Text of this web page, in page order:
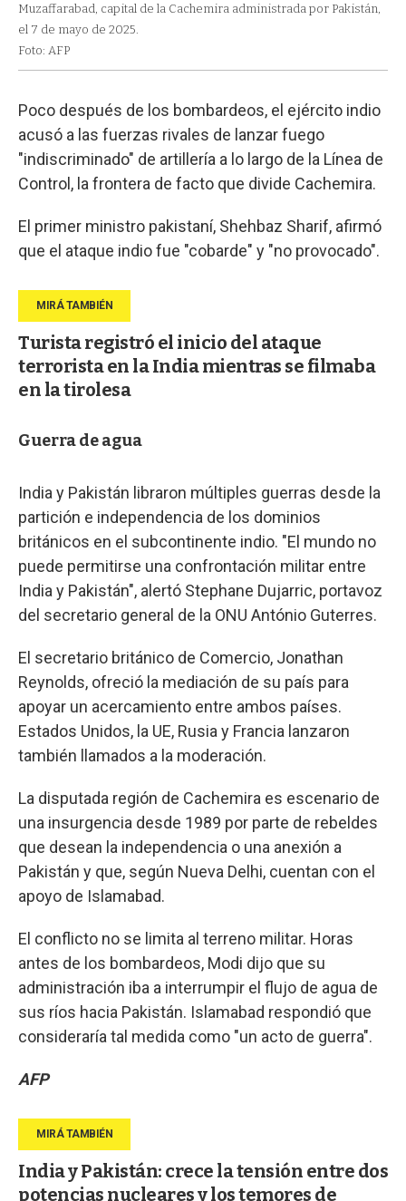
Muzaffarabad, capital de la Cachemira administrada por Pakistán,
el 7 de mayo de 2025.
Foto: AFP
Poco después de los bombardeos, el ejército indio
acusó a las fuerzas rivales de lanzar fuego
"indiscriminado" de artillería a lo largo de la Línea de
Control, la frontera de facto que divide Cachemira.
El primer ministro pakistaní, Shehbaz Sharif, afirmó
que el ataque indio fue "cobarde" y "no provocado".
Turista registró el inicio del ataque
terrorista en la India mientras se filmaba
en la tirolesa
Guerra de agua
India y Pakistán libraron múltiples guerras desde la
partición e independencia de los dominios
británicos en el subcontinente indio. "El mundo no
puede permitirse una confrontación militar entre
India y Pakistán", alertó Stephane Dujarric, portavoz
del secretario general de la ONU António Guterres.
El secretario británico de Comercio, Jonathan
Reynolds, ofreció la mediación de su país para
apoyar un acercamiento entre ambos países.
Estados Unidos, la UE, Rusia y Francia lanzaron
también llamados a la moderación.
La disputada región de Cachemira es escenario de
una insurgencia desde 1989 por parte de rebeldes
que desean la independencia o una anexión a
Pakistán y que, según Nueva Delhi, cuentan con el
apoyo de Islamabad.
El conflicto no se limita al terreno militar. Horas
antes de los bombardeos, Modi dijo que su
administración iba a interrumpir el flujo de agua de
sus ríos hacia Pakistán. Islamabad respondió que
consideraría tal medida como "un acto de guerra".
AFP
India y Pakistán: crece la tensión entre dos
potencias nucleares y los temores de